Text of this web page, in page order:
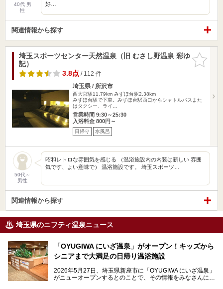
40代 男
性
好…
関連情報から探す
お気に入
りに追加
埼玉スポーツセンター天然温泉（旧 むさし野温泉 彩ゆ
記）
3.8点/ 112 件
埼玉県 / 所沢市
西大宮駅11.79km みずほ台駅2.38km
みずほ台駅で下車。みずほ台駅西口からシャトルバスまた
はタクシー、ライ…
営業時間 9:30～25:30
入浴料金 800円～
日帰り 水風呂
50代～
男性
昭和レトロな雰囲気を感じる （温浴施設内の内装は新しい 雰囲
気です、よい意味で） 温浴施設です。 埼玉スポーツ…
関連情報から探す
埼玉県のニフティ温泉ニュース
「OYUGIWA にいざ温泉」がオープン！キッズから
シニアまで大満足の日帰り温浴施設
2026年5月27日、埼玉県新座市に「OYUGIWA にいざ温泉」
がニューオープンするとのことで、その情報をみなさんにい